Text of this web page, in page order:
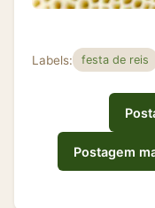
Labels: festa de reis
Postagem